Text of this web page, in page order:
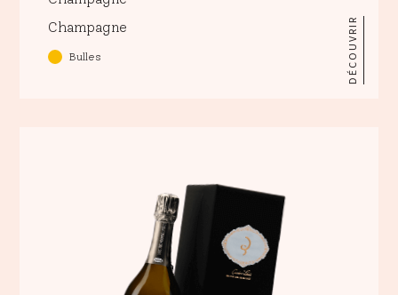
Champagne
Bulles DÉCOUVRIR